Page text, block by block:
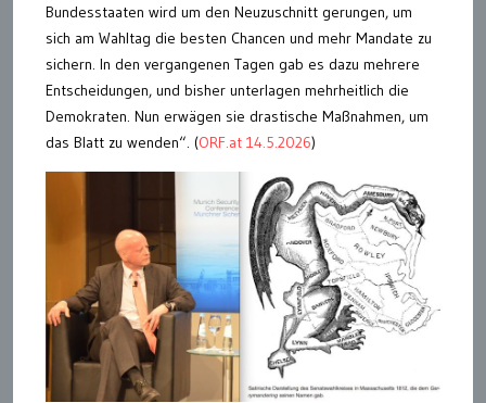
Bundesstaaten wird um den Neuzuschnitt gerungen, um
sich am Wahltag die besten Chancen und mehr Mandate zu
sichern. In den vergangenen Tagen gab es dazu mehrere
Entscheidungen, und bisher unterlagen mehrheitlich die
Demokraten. Nun erwägen sie drastische Maßnahmen, um
das Blatt zu wenden“. (ORF.at 14.5.2026)